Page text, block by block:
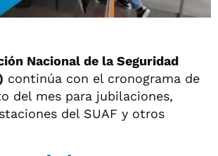
Nacional de la Seguridad
continúa con el cronograma de
del mes para jubilaciones,
del SUAF y otros